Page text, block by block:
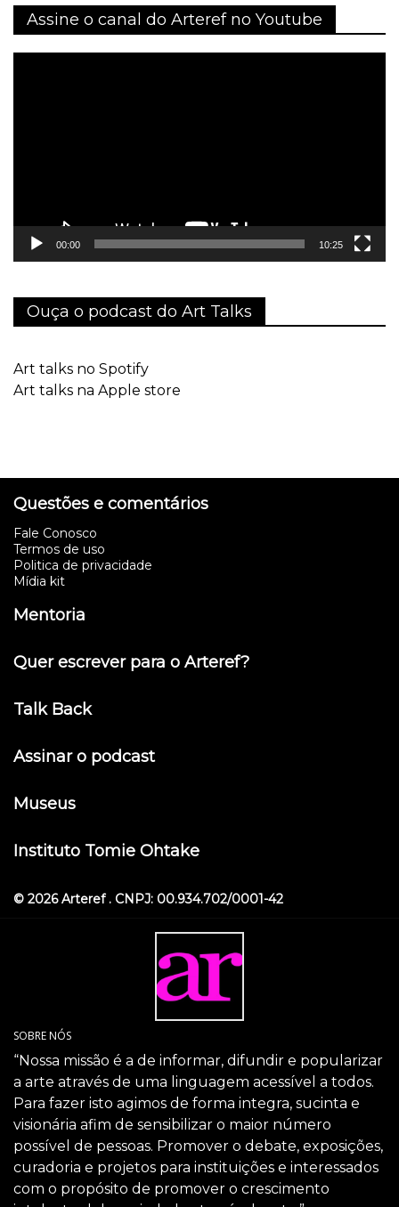
Assine o canal do Arteref no Youtube
00:00 10:25
Ouça o podcast do Art Talks
Art talks no Spotify
Art talks na Apple store
Questões e comentários
Fale Conosco
Termos de uso
Politica de privacidade
Mídia kit
Mentoria
Quer escrever para o Arteref?
Talk Back
Assinar o podcast
Museus
Instituto Tomie Ohtake
© 2026 Arteref . CNPJ: 00.934.702/0001-42
SOBRE NÓS
“Nossa missão é a de informar, difundir e popularizar
a arte através de uma linguagem acessível a todos.
Para fazer isto agimos de forma integra, sucinta e
visionária afim de sensibilizar o maior número
possível de pessoas. Promover o debate, exposições,
curadoria e projetos para instituições e interessados
com o propósito de promover o crescimento